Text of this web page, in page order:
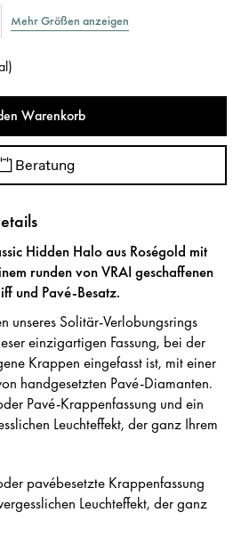
Mehr Größen anzeigen
)
Warenkorb
Beratung
Hidden Halo aus Roségold mit
runden von VRAI geschaffenen
und Pavé-Besatz.
unseres Solitär-Verlobungsrings
einzigartigen Fassung, bei der
Krappen eingefasst ist, mit einer
handgesetzten Pavé-Diamanten.
Pavé-Krappenfassung und ein
Leuchteffekt, der ganz Ihrem
pavébesetzte Krappenfassung
Leuchteffekt, der ganz